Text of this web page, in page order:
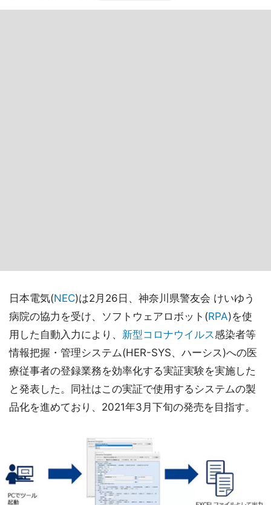
日本電気(NEC)は2月26日、神奈川県警友会 けいゆう
病院の協力を受け、ソフトウェアロボット(RPA)を使
用した自動入力により、 新型コロナウイルス感染者等
情報把握・管理システム(HER-SYS、ハーシス)への医
療従事者の登録業務を効率化する実証実験を実施した
と発表した。同社はこの実証で使用するシステムの製
品化を進めており、2021年3月下旬の発売を目指す。